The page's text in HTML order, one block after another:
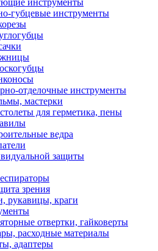
губцевые инструменты
отделочные инструменты
мастерки
для герметика, пены
ведра
защиты
зрения
рукавицы, краги
отвертки, гайковерты
расходные материалы
адаптеры